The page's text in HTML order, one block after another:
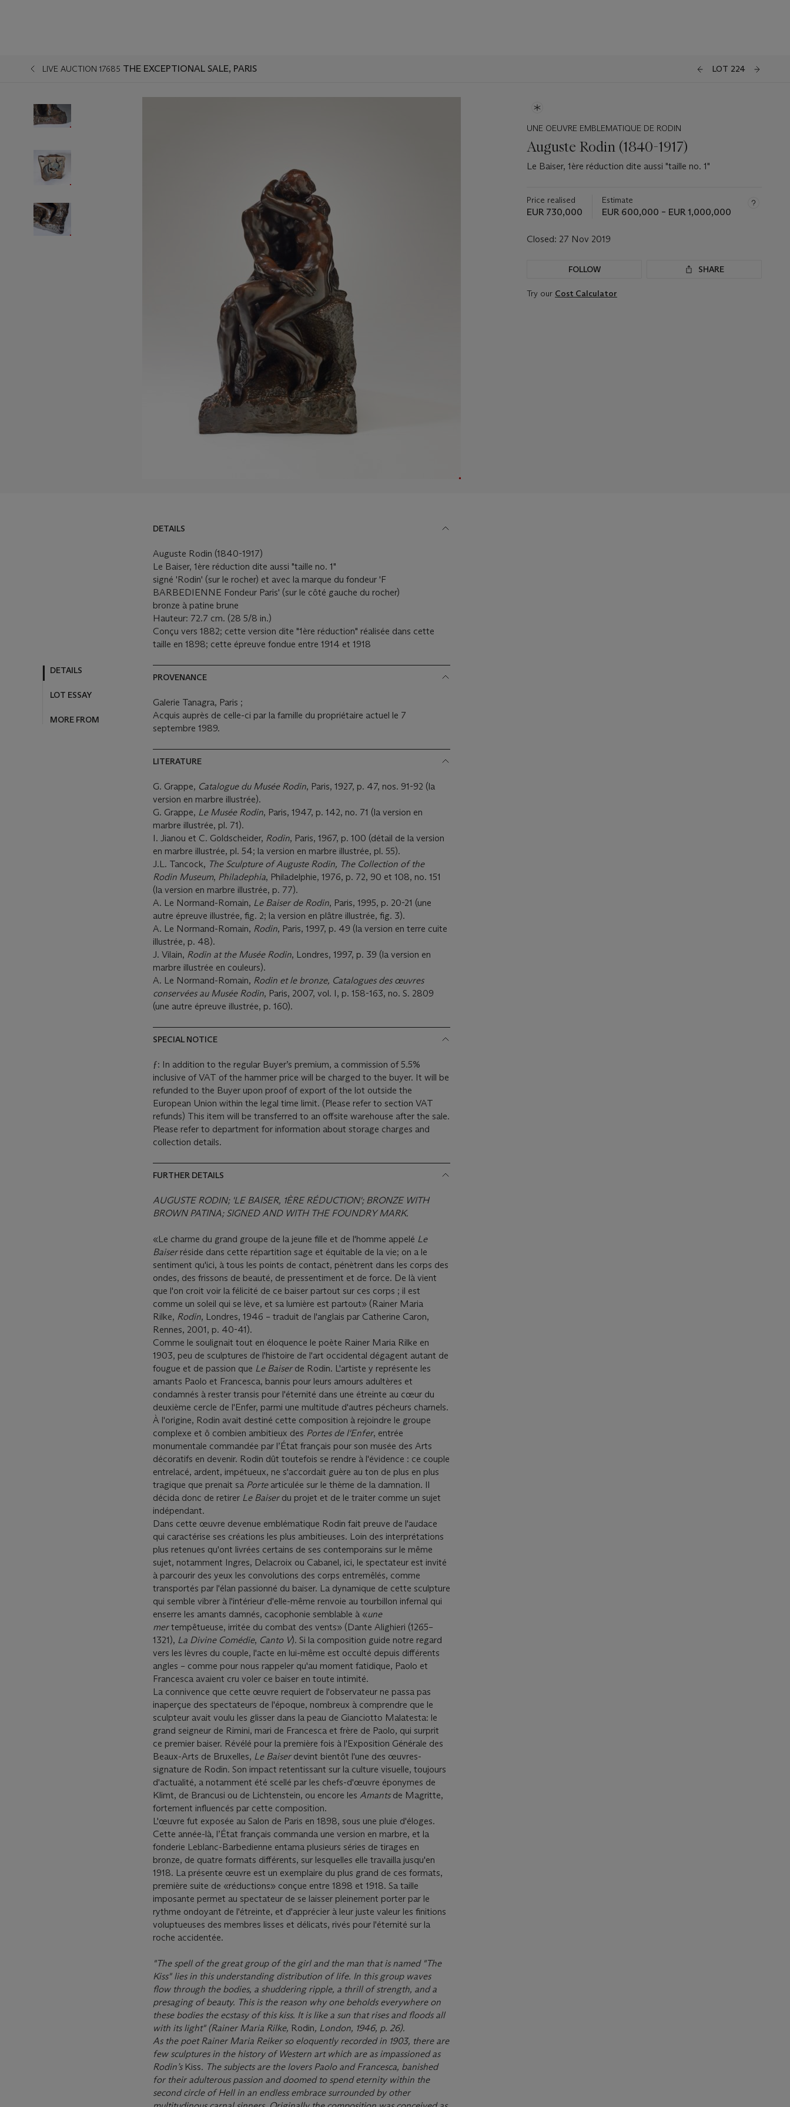
LIVE AUCTION 17685 THE EXCEPTIONAL SALE, PARIS LOT 224
UNE OEUVRE EMBLEMATIQUE DE RODIN
Auguste Rodin (1840-1917)
Le Baiser, 1ère réduction dite aussi "taille no. 1"
Price realised
EUR 730,000
Estimate
EUR 600,000 – EUR 1,000,000
Closed: 27 Nov 2019
FOLLOW SHARE
Try our Cost Calculator
DETAILS
LOT ESSAY
MORE FROM
DETAILS
Auguste Rodin (1840-1917)
Le Baiser, 1ère réduction dite aussi "taille no. 1"
signé 'Rodin' (sur le rocher) et avec la marque du fondeur 'F
BARBEDIENNE Fondeur Paris' (sur le côté gauche du rocher)
bronze à patine brune
Hauteur: 72.7 cm. (28 5/8 in.)
Conçu vers 1882; cette version dite "1ère réduction" réalisée dans cette
taille en 1898; cette épreuve fondue entre 1914 et 1918
PROVENANCE
Galerie Tanagra, Paris ;
Acquis auprès de celle-ci par la famille du propriétaire actuel le 7
septembre 1989.
LITERATURE
G. Grappe, Catalogue du Musée Rodin, Paris, 1927, p. 47, nos. 91-92 (la
version en marbre illustrée).
G. Grappe, Le Musée Rodin, Paris, 1947, p. 142, no. 71 (la version en
marbre illustrée, pl. 71).
I. Jianou et C. Goldscheider, Rodin, Paris, 1967, p. 100 (détail de la version
en marbre illustrée, pl. 54; la version en marbre illustrée, pl. 55).
J.L. Tancock, The Sculpture of Auguste Rodin, The Collection of the
Rodin Museum, Philadephia, Philadelphie, 1976, p. 72, 90 et 108, no. 151
(la version en marbre illustrée, p. 77).
A. Le Normand-Romain, Le Baiser de Rodin, Paris, 1995, p. 20-21 (une
autre épreuve illustrée, fig. 2; la version en plâtre illustrée, fig. 3).
A. Le Normand-Romain, Rodin, Paris, 1997, p. 49 (la version en terre cuite
illustrée, p. 48).
J. Vilain, Rodin at the Musée Rodin, Londres, 1997, p. 39 (la version en
marbre illustrée en couleurs).
A. Le Normand-Romain, Rodin et le bronze, Catalogues des œuvres
conservées au Musée Rodin, Paris, 2007, vol. I, p. 158-163, no. S. 2809
(une autre épreuve illustrée, p. 160).
SPECIAL NOTICE
ƒ: In addition to the regular Buyer’s premium, a commission of 5.5%
inclusive of VAT of the hammer price will be charged to the buyer. It will be
refunded to the Buyer upon proof of export of the lot outside the
European Union within the legal time limit. (Please refer to section VAT
refunds) This item will be transferred to an offsite warehouse after the sale.
Please refer to department for information about storage charges and
collection details.
FURTHER DETAILS
AUGUSTE RODIN; ' LE BAISER, 1ÈRE RÉDUCTION'; BRONZE WITH
BROWN PATINA; SIGNED AND WITH THE FOUNDRY MARK.
«Le charme du grand groupe de la jeune fille et de l'homme appelé Le
Baiser réside dans cette répartition sage et équitable de la vie; on a le
sentiment qu'ici, à tous les points de contact, pénètrent dans les corps des
ondes, des frissons de beauté, de pressentiment et de force. De là vient
que l'on croit voir la félicité de ce baiser partout sur ces corps ; il est
comme un soleil qui se lève, et sa lumière est partout» (Rainer Maria
Rilke, Rodin, Londres, 1946 – traduit de l'anglais par Catherine Caron,
Rennes, 2001, p. 40-41).
Comme le soulignait tout en éloquence le poète Rainer Maria Rilke en
1903, peu de sculptures de l'histoire de l'art occidental dégagent autant de
fougue et de passion que Le Baiser de Rodin. L'artiste y représente les
amants Paolo et Francesca, bannis pour leurs amours adultères et
condamnés à rester transis pour l'éternité dans une étreinte au cœur du
deuxième cercle de l'Enfer, parmi une multitude d'autres pécheurs charnels.
À l'origine, Rodin avait destiné cette composition à rejoindre le groupe
complexe et ô combien ambitieux des Portes de l'Enfer, entrée
monumentale commandée par l’État français pour son musée des Arts
décoratifs en devenir. Rodin dût toutefois se rendre à l'évidence : ce couple
entrelacé, ardent, impétueux, ne s'accordait guère au ton de plus en plus
tragique que prenait sa Porte articulée sur le thème de la damnation. Il
décida donc de retirer Le Baiser du projet et de le traiter comme un sujet
indépendant.
Dans cette œuvre devenue emblématique Rodin fait preuve de l'audace
qui caractérise ses créations les plus ambitieuses. Loin des interprétations
plus retenues qu'ont livrées certains de ses contemporains sur le même
sujet, notamment Ingres, Delacroix ou Cabanel, ici, le spectateur est invité
à parcourir des yeux les convolutions des corps entremêlés, comme
transportés par l'élan passionné du baiser. La dynamique de cette sculpture
qui semble vibrer à l'intérieur d'elle-même renvoie au tourbillon infernal qui
enserre les amants damnés, cacophonie semblable à «une
mertempêtueuse, irritée du combat des vents» (Dante Alighieri (1265–
1321), La Divine Comédie, Canto V). Si la composition guide notre regard
vers les lèvres du couple, l'acte en lui-même est occulté depuis différents
angles – comme pour nous rappeler qu'au moment fatidique, Paolo et
Francesca avaient cru voler ce baiser en toute intimité.
La connivence que cette œuvre requiert de l'observateur ne passa pas
inaperçue des spectateurs de l'époque, nombreux à comprendre que le
sculpteur avait voulu les glisser dans la peau de Gianciotto Malatesta: le
grand seigneur de Rimini, mari de Francesca et frère de Paolo, qui surprit
ce premier baiser. Révélé pour la première fois à l'Exposition Générale des
Beaux-Arts de Bruxelles, Le Baiserdevint bientôt l'une des œuvres-
signature de Rodin. Son impact retentissant sur la culture visuelle, toujours
d'actualité, a notamment été scellé par les chefs-d'œuvre éponymes de
Klimt, de Brancusi ou de Lichtenstein, ou encore les Amants de Magritte,
fortement influencés par cette composition.
L'œuvre fut exposée au Salon de Paris en 1898, sous une pluie d'éloges.
Cette année-là, l’État français commanda une version en marbre, et la
fonderie Leblanc-Barbedienne entama plusieurs séries de tirages en
bronze, de quatre formats différents, sur lesquelles elle travailla jusqu'en
1918. La présente œuvre est un exemplaire du plus grand de ces formats,
première suite de «réductions» conçue entre 1898 et 1918. Sa taille
imposante permet au spectateur de se laisser pleinement porter par le
rythme ondoyant de l'étreinte, et d'apprécier à leur juste valeur les finitions
voluptueuses des membres lisses et délicats, rivés pour l'éternité sur la
roche accidentée.
"The spell of the great group of the girl and the man that is named "The
Kiss"lies in this understanding distribution of life. In this group waves
flow through the bodies, a shuddering ripple, a thrill of strength, and a
presaging of beauty. This is the reason why one beholds everywhere on
these bodies the ecstasy of this kiss. It is like a sun that rises and floods all
with its light"(Rainer Maria Rilke, Rodin, London, 1946, p. 26).
As the poet Rainer Maria Reiker so eloquently recorded in 1903, there are
few sculptures in the history of Western art which are as impassioned as
Rodin’s Kiss. The subjects are the lovers Paolo and Francesca, banished
for their adulterous passion and doomed to spend eternity within the
second circle of Hell in an endless embrace surrounded by other